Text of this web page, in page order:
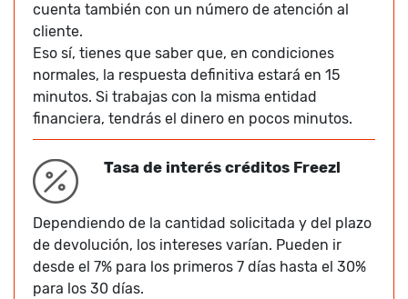
cuenta también con un número de atención al
cliente.
Eso sí, tienes que saber que, en condiciones
normales, la respuesta definitiva estará en 15
minutos. Si trabajas con la misma entidad
financiera, tendrás el dinero en pocos minutos.
Tasa de interés créditos Freezl
Dependiendo de la cantidad solicitada y del plazo
de devolución, los intereses varían. Pueden ir
desde el 7% para los primeros 7 días hasta el 30%
para los 30 días.